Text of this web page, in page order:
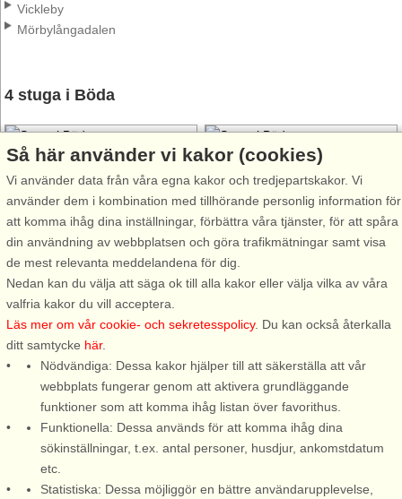
Vickleby
Mörbylångadalen
4 stuga i Böda
Stugnr: 44373
Böda
4 personer, 23 m²
300 m till sjö/hav:.
sommarparadis Böda, där ni
har gångavstånd till den
underbart böljande vidsträckta
med öppet upp till nock för
Stugnr: 58500
Böda
4 personer, 60 m²
Härligt hus med naturskön
har nära till Bödas böljande
stränder. Huset har ett avskilt
lantligt läge med vackra
naturvyer. På tomten ligger
ytterligare ett hus som även
Så här använder vi kakor (cookies)
Vi använder data från våra egna kakor och tredjepartskakor. Vi
använder dem i kombination med tillhörande personlig information för
att komma ihåg dina inställningar, förbättra våra tjänster, för att spåra
din användning av webbplatsen och göra trafikmätningar samt visa
de mest relevanta meddelandena för dig.
Nedan kan du välja att säga ok till alla kakor eller välja vilka av våra
valfria kakor du vill acceptera.
Läs mer om vår cookie- och sekretesspolicy. Du kan också återkalla
ditt samtycke här.
Nödvändiga: Dessa kakor hjälper till att säkerställa att vår
webbplats fungerar genom att aktivera grundläggande
funktioner som att komma ihåg listan över favorithus.
Funktionella: Dessa används för att komma ihåg dina
sökinställningar, t.ex. antal personer, husdjur, ankomstdatum
etc.
Statistiska: Dessa möjliggör en bättre användarupplevelse,